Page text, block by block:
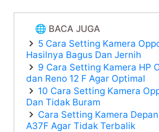
🌐 BACA JUGA
5 Cara Setting Kamera
Hasilnya Bagus Dan Jernih
9 Cara Setting Kamera HP
dan Reno 12 F Agar Optimal
10 Cara Setting Kamera
Dan Tidak Buram
Cara Setting Kamera Depan
A37F Agar Tidak Terbalik